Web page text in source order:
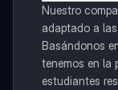
Nuestro
adaptado a
Basándonos
tenemos en la
estudiantes